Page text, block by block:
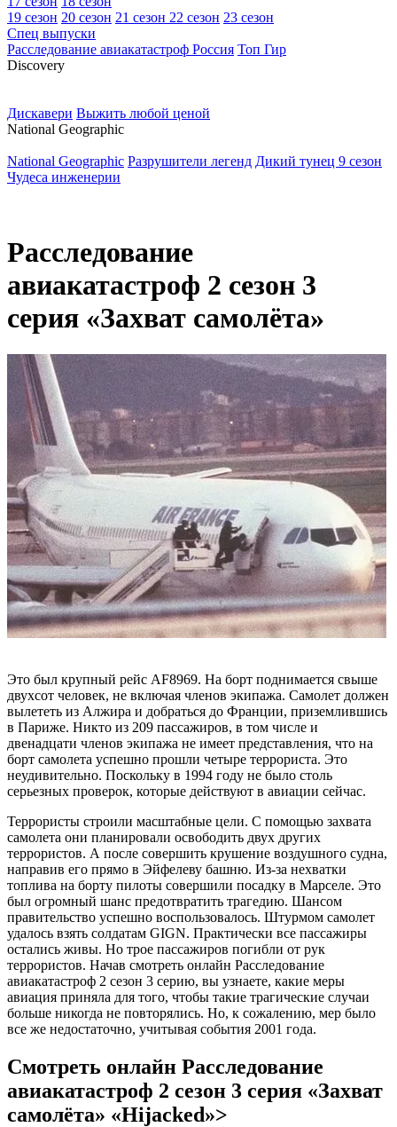
19 сезон 20 сезон 21 сезон 22 сезон 23 сезон
Спец выпуски
Расследование авиакатастроф Россия Топ Гир
Discovery
Дискавери Выжить любой ценой
National Geographic
National Geographic Разрушители легенд Дикий тунец 9 сезон
Чудеса инженерии
Расследование
авиакатастроф 2 сезон 3
серия «Захват самолёта»
Это был крупный рейс AF8969. На борт поднимается свыше
двухсот человек, не включая членов экипажа. Самолет должен
вылететь из Алжира и добраться до Франции, приземлившись
в Париже. Никто из 209 пассажиров, в том числе и
двенадцати членов экипажа не имеет представления, что на
борт самолета успешно прошли четыре террориста. Это
неудивительно. Поскольку в 1994 году не было столь
серьезных проверок, которые действуют в авиации сейчас.
Террористы строили масштабные цели. С помощью захвата
самолета они планировали освободить двух других
террористов. А после совершить крушение воздушного судна,
направив его прямо в Эйфелеву башню. Из-за нехватки
топлива на борту пилоты совершили посадку в Марселе. Это
был огромный шанс предотвратить трагедию. Шансом
правительство успешно воспользовалось. Штурмом самолет
удалось взять солдатам GIGN. Практически все пассажиры
остались живы. Но трое пассажиров погибли от рук
террористов. Начав смотреть онлайн Расследование
авиакатастроф 2 сезон 3 серию, вы узнаете, какие меры
авиация приняла для того, чтобы такие трагические случаи
больше никогда не повторялись. Но, к сожалению, мер было
все же недостаточно, учитывая события 2001 года.
Смотреть онлайн Расследование
авиакатастроф 2 сезон 3 серия «Захват
самолёта» «Hijacked»>